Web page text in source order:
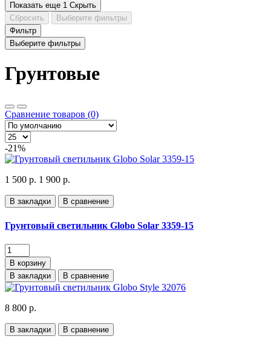
Показать еще 1 Скрыть
Сбросить
Выберите фильтры
Фильтр
Выберите фильтры
Грунтовые
Сравнение товаров (0)
-21%
1 500 р. 1 900 р.
В закладки В сравнение
Грунтовый светильник Globo Solar 3359-15
В корзину
В закладки
В сравнение
8 800 р.
В закладки В сравнение